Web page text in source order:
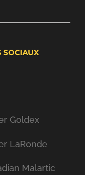
SOCIAUX
Goldex
LaRonde
Malartic